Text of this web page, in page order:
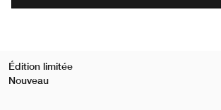
Édition limitée
Nouveau